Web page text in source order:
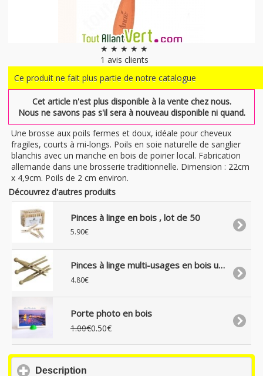
★ ★ ★ ★ ★
1 avis clients
Ce produit ne fait plus partie de notre catalogue
Cet article n'est plus disponible à la vente chez nous.
Nous ne savons pas s'il sera à nouveau disponible ni quand.
Une brosse aux poils fermes et doux, idéale pour cheveux
fragiles, courts à mi-longs. Poils en soie naturelle de sanglier
blanchis avec un manche en bois de poirier local. Fabrication
allemande dans une brosserie traditionnelle. Dimension : 22cm
x 4,9cm. Poils de 2 cm environ.
Découvrez d'autres produits
Pinces à linge en bois , lot de 50
5.90€
Pinces à linge multi-usages en bois uniquement, lot de 25
4.80€
Porte photo en bois
1.00€0.50€
Description